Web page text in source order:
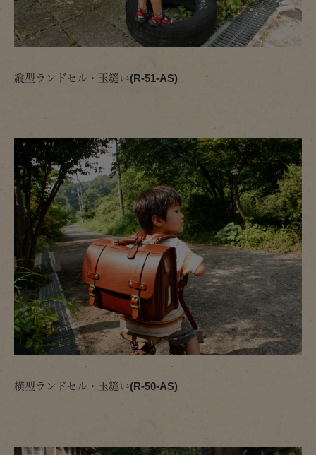
縦型ランドセル・玉縫い(R-51-AS)
横型ランドセル・玉縫い(R-50-AS)